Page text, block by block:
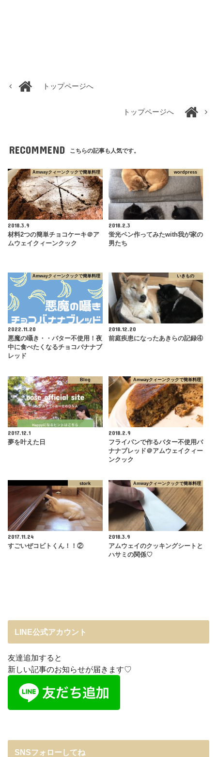
トップページへ
トップページへ
RECOMMEND こちらの記事も人気です。
Amwayクィーンクックで簡単料理
2018.3.9
材料2つの簡単チョコケーキ＠ア
ムウェイクィーンクック
wordpress
2018.2.3
蛍光ペン作ってみたwith我が家の
男たち
Amwayクィーンクックで簡単料理
2022.11.20
悪魔の囁き・・バター不使用！夜
中に食べたくなるチョコバナナブ
レッド
いきもの
2018.12.20
前庭疾患になったあきらの記録④
Blog
2017.12.1
夢を叶えた日
Amwayクィーンクックで簡単料理
2018.2.9
フライパンで作るバター不使用バ
ナナブレッド＠アムウェイクィー
ンクック
stork
2017.11.24
すごいぜコビトくん！！②
Amwayクィーンクックで簡単料理
2018.3.9
アムウェイのクッキングシートと
ハサミの関係♡
LINE公式アカウント
友達追加すると
新しい記事のお知らせが届きます♡
SNSフォローしてね